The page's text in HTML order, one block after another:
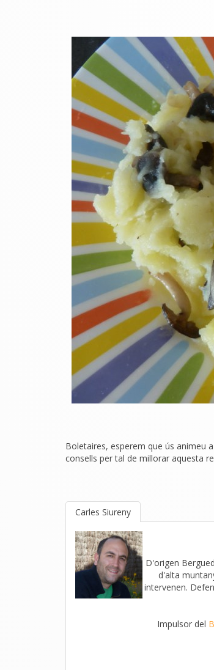
Boletaires, esperem que ús animeu
consells per tal de millorar aquesta
Carles Siureny
D'origen
d'alta
intervenen.
Impulsor del